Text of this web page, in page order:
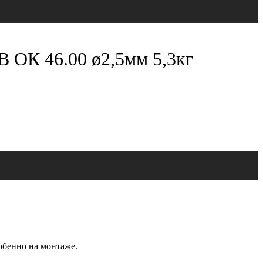
ОК 46.00 ø2,5мм 5,3кг
на монтаже.